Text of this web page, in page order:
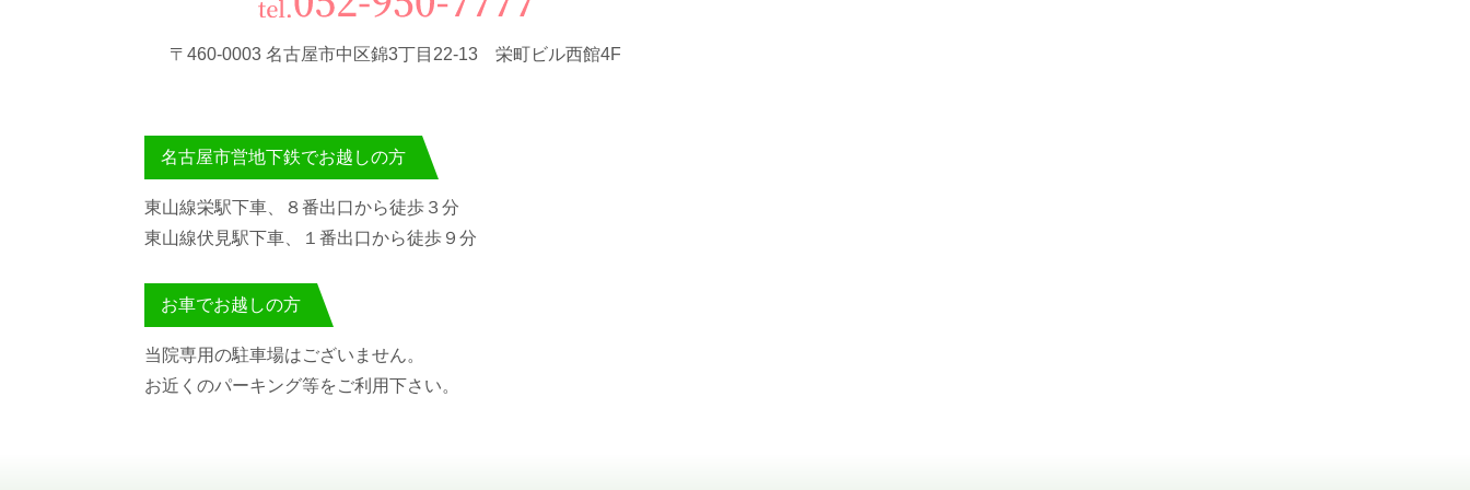
〒460-0003 名古屋市中区錦3丁目22-13 栄町ビル西館4F
名古屋市営地下鉄でお越しの方
東山線栄駅下車、８番出口から徒歩３分
東山線伏見駅下車、１番出口から徒歩９分
お車でお越しの方
当院専用の駐車場はございません。
お近くのパーキング等をご利用下さい。